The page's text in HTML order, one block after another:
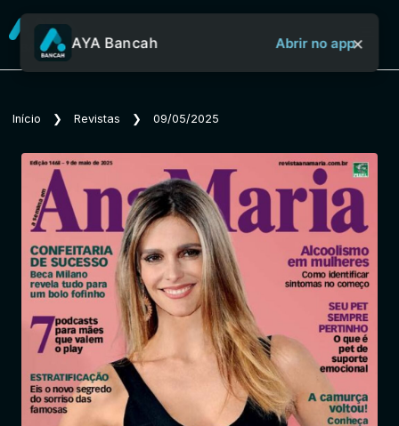
Sobre o Aya Bancah
Revistas
Jornais
Notícias
AYA Bancah Abrir no app×
Início ❯ Revistas ❯ 09/05/2025